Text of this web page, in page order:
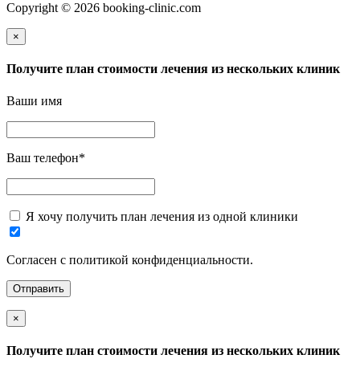
Copyright © 2026 booking-clinic.com
×
Получите план стоимости лечения из нескольких клиник
Ваши имя
Ваш телефон*
Я хочу получить план лечения из одной клиники
Согласен с политикой конфиденциальности.
×
Получите план стоимости лечения из нескольких клиник